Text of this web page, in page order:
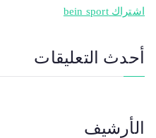
اشتراك bein sport
أحدث التعليقات
الأرشيف